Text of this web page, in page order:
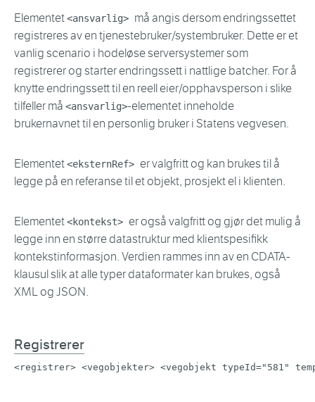
Elementet<ansvarlig> må angis dersom endringssettet
registreres av en tjenestebruker/systembruker. Dette er et
vanlig scenario i hodeløse serversystemer som
registrerer og starter endringssett i nattlige batcher. For å
knytte endringssett til en reell eier/opphavsperson i slike
tilfeller må <ansvarlig>-elementet inneholde
brukernavnet til en personlig bruker i Statens vegvesen.
Elementet<eksternRef> er valgfritt og kan brukes til å
legge på en referanse til et objekt, prosjekt el i klienten.
Elementet<kontekst> er også valgfritt og gjør det mulig å
legge inn en større datastruktur med klientspesifikk
kontekstinformasjon. Verdien rammes inn av en CDATA-
klausul slik at alle typer dataformater kan brukes, også
XML og JSON.
Registrerer
<registrer> <vegobjekter> <vegobjekt typeId=" 581 "